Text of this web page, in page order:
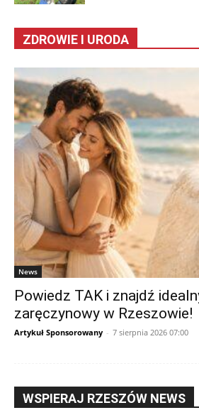
ZDROWIE I URODA
News
Powiedz TAK i znajdź
zaręczynowy w Rzeszowie!
Artykuł Sponsorowany - 7 sierpnia 2026 07:00
WSPIERAJ RZESZÓW NEWS